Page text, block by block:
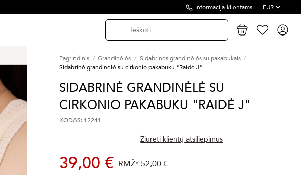
Informacija klientams EUR
Pagrindinis Grandinėlės
Sidabrinės grandinėlės su pakabukais
Sidabrinė grandinėlė su cirkonio pakabuku "Raidė J"
SIDABRINĖ GRANDINĖLĖ SU
CIRKONIO PAKABUKU "RAIDĖ J"
KODAS: 12241
Žiūrėti klientų atsiliepimus
39,00 € RMŽ* 52,00 €